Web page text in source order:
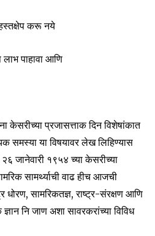
करू नये
पाहावा आणि
केसरीच्या प्रजासत्ताक दिन विशेषांकात
समस्या या विषयावर लेख लिहिण्यास
जानेवारी १९५४ च्या केसरीच्या
सामर्थ्याची वाढ हीच आजची
धोरण, सामरिकतज्ञ, राष्ट्र-संरक्षण आणि
नि जाण अशा सावरकरांच्या विविध